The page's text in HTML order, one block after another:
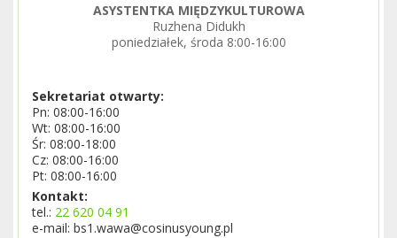
ASYSTENTKA MIĘDZYKULTUROWA
Ruzhena Didukh
poniedziałek, środa 8:00-16:00
Sekretariat otwarty:
Pn: 08:00-16:00
Wt: 08:00-16:00
Śr: 08:00-18:00
Cz: 08:00-16:00
Pt: 08:00-16:00
Kontakt:
tel.: 22 620 04 91
e-mail: bs1.wawa@cosinusyoung.pl